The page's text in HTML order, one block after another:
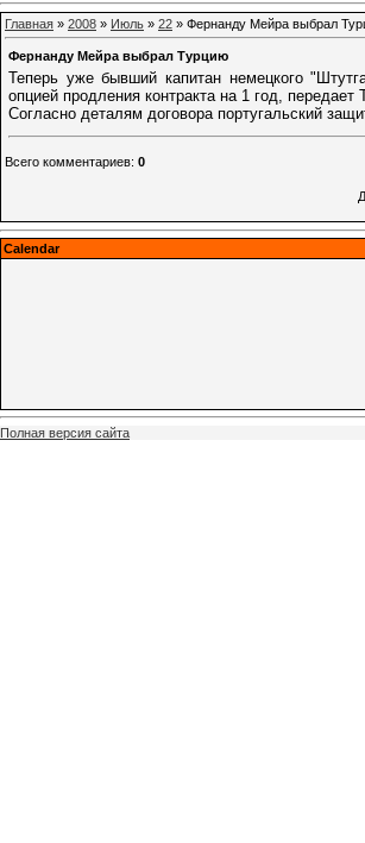
Главная » 2008 » Июль » 22 » Фернанду Мейра выбрал
Фернанду Мейра выбрал Турцию
Теперь уже бывший капитан немецкого
опцией продления контракта на 1 год, передает
Согласно деталям договора португальский
Всего комментариев: 0
Calendar
Полная версия сайта